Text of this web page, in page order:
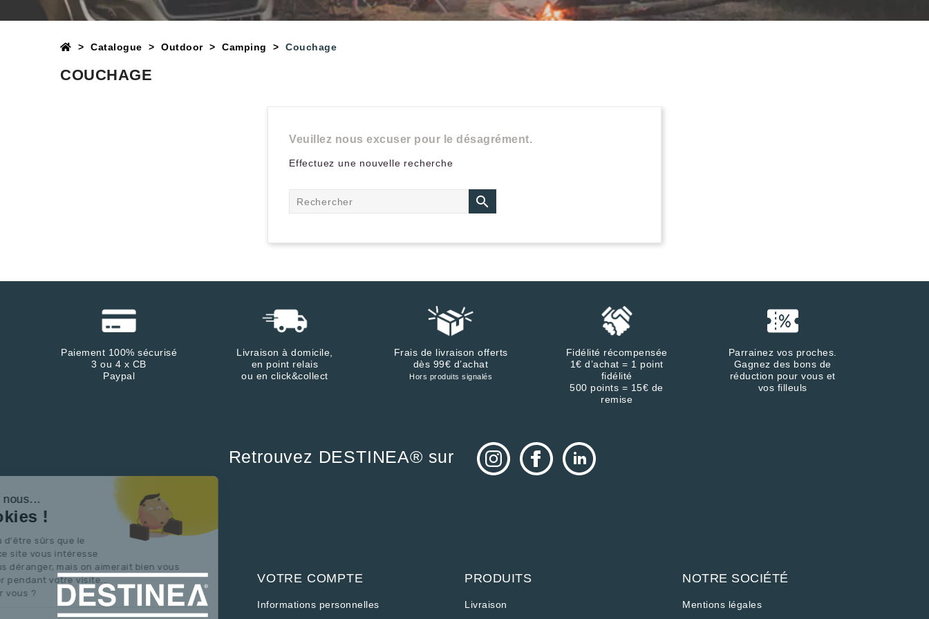
Salut c'est nous...
les Cookies !
On a attendu d'être sûrs que le
contenu de ce site vous intéresse
avant de vous déranger, mais on aimerait bien vous
accompagner pendant votre visite...
C'est OK pour vous ?
Catalogue Outdoor Camping Couchage
COUCHAGE
Veuillez nous excuser pour le désagrément.
Effectuez une nouvelle recherche

Paiement 100% sécurisé
3 ou 4 x CB
Paypal
Livraison à domicile,
en point relais
ou en click&collect
Frais de livraison offerts
dès 99€ d’achat
Hors produits signalés
Fidélité récompensée
1€ d’achat = 1 point
fidélité
500 points = 15€ de
remise
Parrainez vos proches.
Gagnez des bons de
réduction pour vous et
vos filleuls
Retrouvez DESTINEA® sur
VOTRE COMPTE
Informations personnelles
PRODUITS
Livraison
NOTRE SOCIÉTÉ
Mentions légales